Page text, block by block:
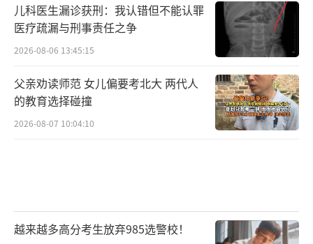
儿科医生漏诊获刑：我认错但不能认罪
医疗疏漏与刑事责任之争
2026-08-06 13:45:15
父亲劝读师范 女儿偏要考北大 两代人
的教育选择碰撞
2026-08-07 10:04:10
越来越多高分考生放弃985选警校！